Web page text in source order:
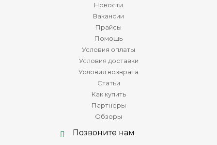
Новости
Вакансии
Прайсы
Помощь
Условия оплаты
Условия доставки
Условия возврата
Статьи
Как купить
Партнеры
Обзоры
Позвоните нам